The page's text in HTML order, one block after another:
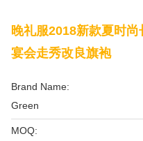
晚礼服2018新款夏时
宴会走秀改良旗袍
Brand Name:
Green
MOQ: